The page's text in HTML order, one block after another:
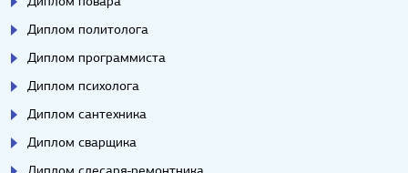
Диплом политолога
Диплом программиста
Диплом психолога
Диплом сантехника
Диплом сварщика